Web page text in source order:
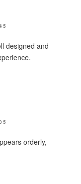
designed and
orderly,